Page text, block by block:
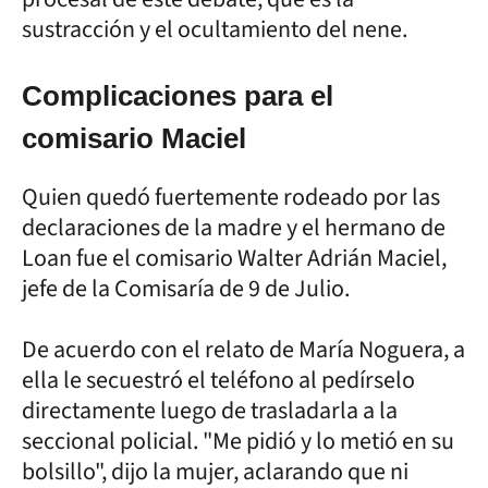
sustracción y el ocultamiento del nene.
Complicaciones para el
comisario Maciel
Quien quedó fuertemente rodeado por las
declaraciones de la madre y el hermano de
Loan fue el comisario Walter Adrián Maciel,
jefe de la Comisaría de 9 de Julio.
De acuerdo con el relato de María Noguera, a
ella le secuestró el teléfono al pedírselo
directamente luego de trasladarla a la
seccional policial. "Me pidió y lo metió en su
bolsillo", dijo la mujer, aclarando que ni